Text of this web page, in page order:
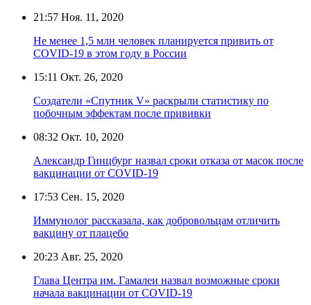
21:57 Ноя. 11, 2020
Не менее 1,5 млн человек планируется привить от
COVID-19 в этом году в России
15:11 Окт. 26, 2020
Создатели «Спутник V» раскрыли статистику по
побочным эффектам после прививки
08:32 Окт. 10, 2020
Александр Гинцбург назвал сроки отказа от масок после
вакцинации от COVID-19
17:53 Сен. 15, 2020
Иммунолог рассказала, как добровольцам отличить
вакцину от плацебо
20:23 Авг. 25, 2020
Глава Центра им. Гамалеи назвал возможные сроки
начала вакцинации от COVID-19